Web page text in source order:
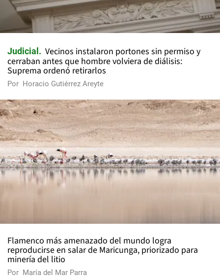
Judicial
Vecinos instalaron portones sin permiso y
cerraban antes que hombre volviera de diálisis:
Suprema ordenó retirarlos
Por Horacio Gutiérrez Areyte
Flamenco más amenazado del mundo logra
reproducirse en salar de Maricunga, priorizado para
minería del litio
Por María del Mar Parra